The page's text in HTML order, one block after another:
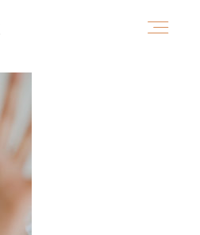
A PROPOS